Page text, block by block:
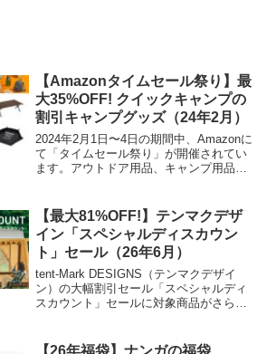
【Amazonタイムセール祭り】最
大35%OFF! クイックキャンプの
割引キャンプグッズ（24年2月）
2024年2月1日〜4日の期間中、Amazonに
て「タイムセール祭り」が開催されてい
ます。アウトドア用品、キャンプ用品も
ャンプグッズもお得に購入できます。詳
細をレビューしま...
【最大81%OFF!】テンマクデザ
イン「スペシャルディスカウン
ト」セール（26年6月）
tent-Mark DESIGNS（テンマクデザイ
ン）の大幅割引セール「スペシャルディ
スカウント」セールに対象商品がさらに
大変お得なセールです。詳細をレビュー